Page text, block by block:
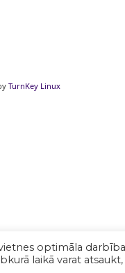
optimāla
laikā varat atsaukt,
TurnKey Linux